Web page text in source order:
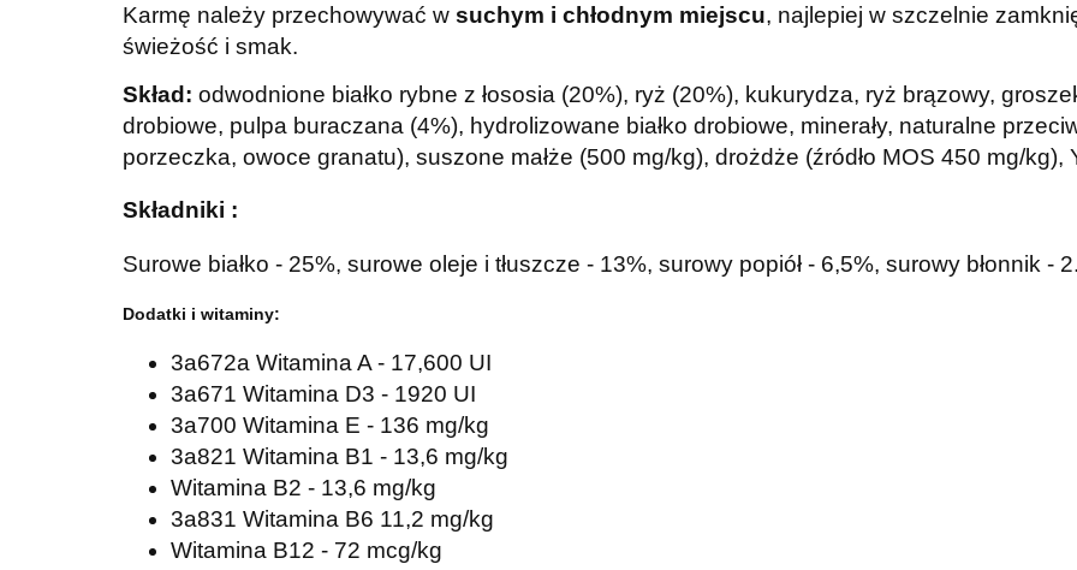
Karmę należy przechowywać w suchym i chłodnym miejscu, najlepiej w szczelnie
świeżość i smak.
Skład: odwodnione białko rybne z łososia (20%), ryż (20%), kukurydza, ryż brązowy,
drobiowe, pulpa buraczana (4%), hydrolizowane białko drobiowe, minerały, naturalne
porzeczka, owoce granatu), suszone małże (500 mg/kg), drożdże (źródło MOS 450 mg/
Składniki :
Surowe białko - 25%, surowe oleje i tłuszcze - 13%, surowy popiół - 6,5%, surowy błonnik -
Dodatki i witaminy:
3a672a Witamina A - 17,600 UI
3a671 Witamina D3 - 1920 UI
3a700 Witamina E - 136 mg/kg
3a821 Witamina B1 - 13,6 mg/kg
Witamina B2 - 13,6 mg/kg
3a831 Witamina B6 11,2 mg/kg
Witamina B12 - 72 mcg/kg